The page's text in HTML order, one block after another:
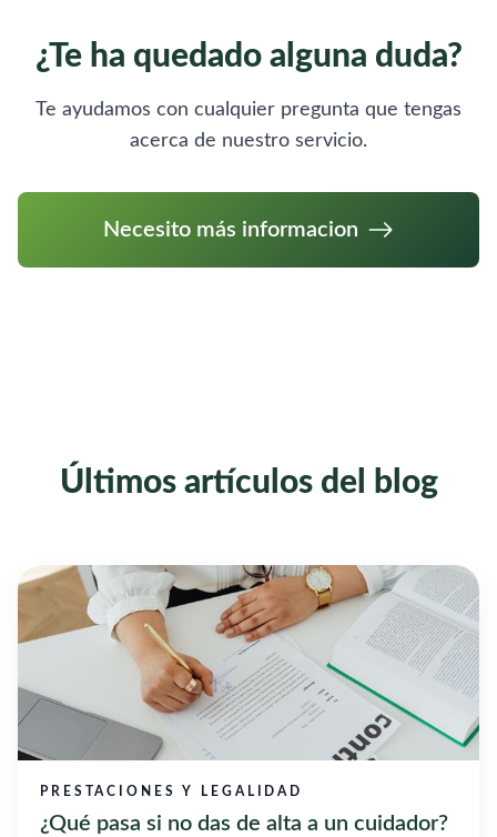
¿Te ha quedado alguna duda?
Te ayudamos con cualquier pregunta que tengas
acerca de nuestro servicio.
Necesito más informacion
Últimos artículos del blog
PRESTACIONES Y LEGALIDAD
¿Qué pasa si no das de alta a un cuidador?